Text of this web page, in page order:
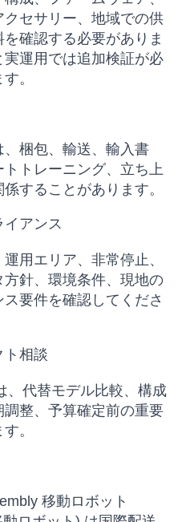
セサリー、地域での供
確認する必要がありま
運用では追加検証が必
。
、梱包、輸送、輸入書
トレーニング、立ち上
することがあります。
アンス
用エリア、非常停止、
方針、環境条件、現地の
要件を確認してくださ
ト相談
、代替モデル比較、構成
整、予算確定前の重要
。
移動ロボット